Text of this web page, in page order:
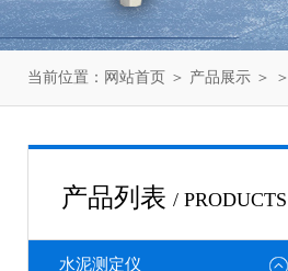
当前位置： 网站首页 ＞ 产品展示 ＞ ＞
产品列表 / PRODUCTS
水泥测定仪